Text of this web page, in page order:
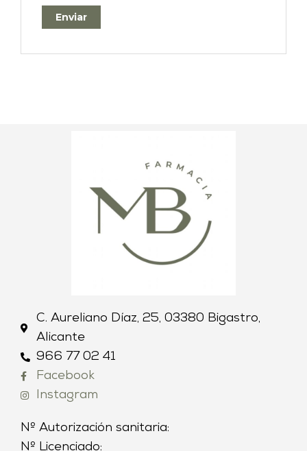
C. Aureliano Díaz, 25, 03380 Bigastro,
Alicante
966 77 02 41
Facebook
Instagram
Nº Autorización sanitaria:
Nº Licenciado: